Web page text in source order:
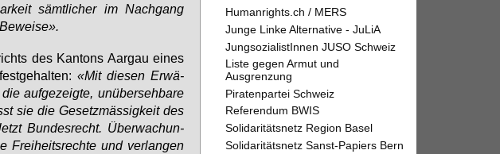
sämt­li­cher im Nach­gang
des Kan­tons Aar­gau ei­nes
«Mit die­sen Er­wä­
auf­ge­zeig­te, un­über­seh­ba­re
sie die Ge­setz­mäs­sig­keit des
Bun­des­recht. Über­wa­chun­
Frei­heits­rech­te und ver­lan­gen
Humanrights.ch / MERS
Junge Linke Alternative - JuLiA
JungsozialistInnen JUSO Schweiz
Liste gegen Armut und
Ausgrenzung
Piratenpartei Schweiz
Referendum BWIS
Solidaritätsnetz Region Basel
Solidaritätsnetz Sanst-Papiers Bern